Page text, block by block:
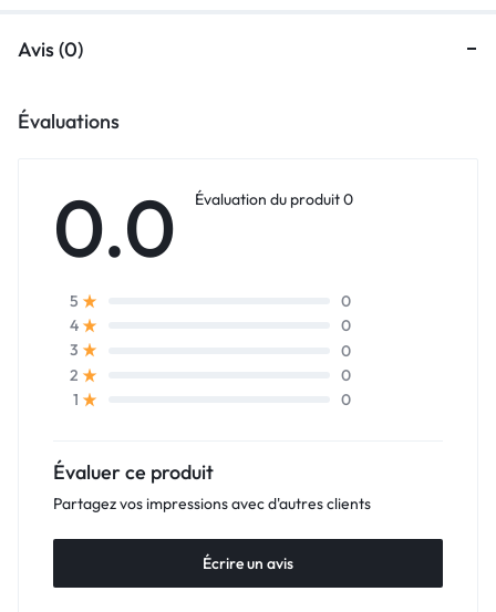
Avis (0)
Évaluations
0.0 Évaluation du produit 0
5
0
4
0
3
0
2
0
1
0
Évaluer ce produit
Partagez vos impressions avec d'autres clients
Écrire un avis